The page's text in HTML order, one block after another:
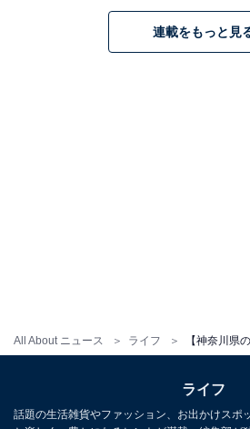
All About ニュース ライフ
ります。サウナ利用時はバスタオ
こちらもおすすめ
呂が楽しめる軟水銭
リラックス
連載をもっと見
ライフ
話題の生活雑貨やファッション、お出かけスポ